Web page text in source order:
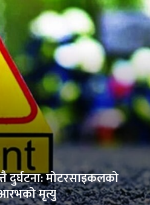
दुर्घटना: मोटरसाइकलको
मृत्यु